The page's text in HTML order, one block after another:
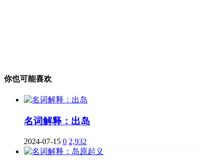
你也可能喜欢
名词解释：出岛
2024-07-15 0 2,932